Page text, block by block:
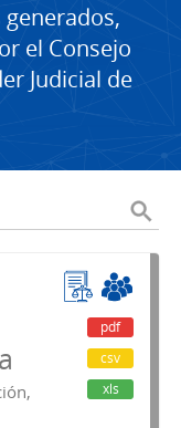
el Consejo
Judicial de
pdf
csv
xls